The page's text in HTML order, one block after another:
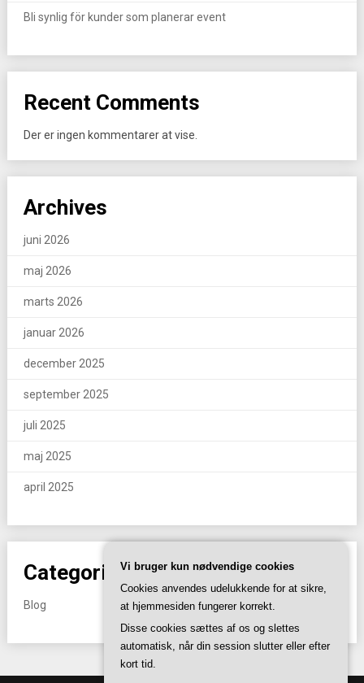
Bli synlig för kunder som planerar event
Recent Comments
Der er ingen kommentarer at vise.
Archives
juni 2026
maj 2026
marts 2026
januar 2026
december 2025
september 2025
juli 2025
maj 2025
april 2025
Categories
Blog
Vi bruger kun nødvendige cookies
Cookies anvendes udelukkende for at sikre,
at hjemmesiden fungerer korrekt.
Disse cookies sættes af os og slettes
automatisk, når din session slutter eller efter
kort tid.